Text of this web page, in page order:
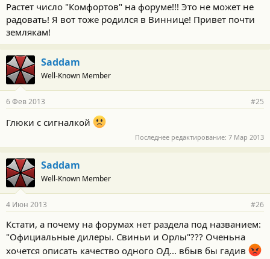
Растет число "Комфортов" на форуме!!! Это не может не
радовать! Я вот тоже родился в Виннице! Привет почти
землякам!
Saddam
Well-Known Member
6 Фев 2013 #25
Глюки с сигналкой
Последнее редактирование: 7 Мар 2013
Saddam
Well-Known Member
4 Июн 2013 #26
Кстати, а почему на форумах нет раздела под названием:
"Официальные дилеры. Свиньи и Орлы"??? Оченьна
хочется описать качество одного ОД... вбыв бы гадив